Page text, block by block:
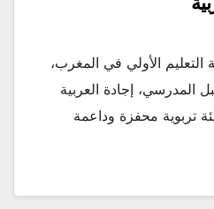
الأولي في المغرب،
المدرسي، إجادة العربية
تربوية محفزة وداعمة